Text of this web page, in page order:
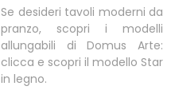
Se desideri tavoli moderni da
pranzo, scopri i modelli
allungabili di Domus Arte:
clicca e scopri il modello Star
in legno.